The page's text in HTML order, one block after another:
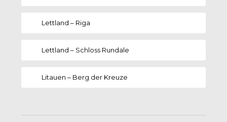
Lettland – Riga
Lettland – Schloss Rundale
Litauen – Berg der Kreuze